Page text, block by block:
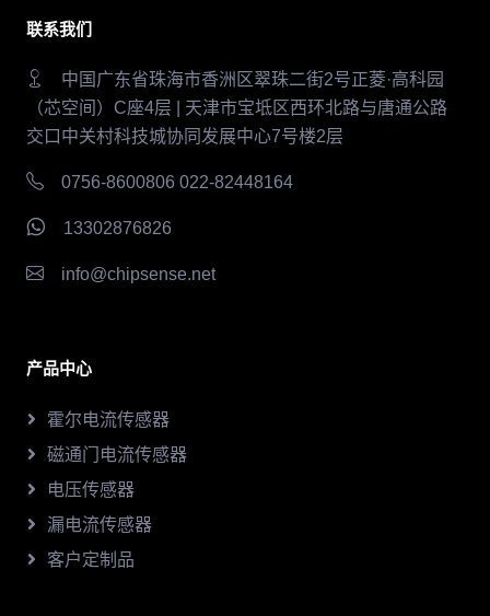
联系我们
中国广东省珠海市香洲区翠珠二街2号正菱·高科园
（芯空间）C座4层 | 天津市宝坻区西环北路与唐通公路
交口中关村科技城协同发展中心7号楼2层
0756-8600806 022-82448164
13302876826
info@chipsense.net
产品中心
霍尔电流传感器
磁通门电流传感器
电压传感器
漏电流传感器
客户定制品